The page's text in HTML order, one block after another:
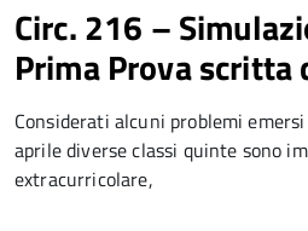
Circ. 216 –
Prima Prova scritta
Considerati alcuni problemi
aprile diverse classi quinte sono
extracurricolare,